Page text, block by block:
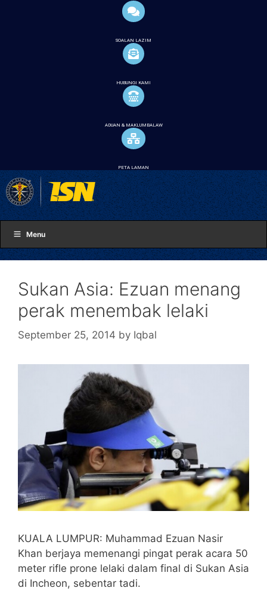
SOALAN LAZIM
HUBUNGI KAMI
ADUAN & MAKLUMBALAW
PETA LAMAN
Menu
Sukan Asia: Ezuan menang
perak menembak lelaki
September 25, 2014 by Iqbal
KUALA LUMPUR: Muhammad Ezuan Nasir
Khan berjaya memenangi pingat perak acara 50
meter rifle prone lelaki dalam final di Sukan Asia
di Incheon, sebentar tadi.